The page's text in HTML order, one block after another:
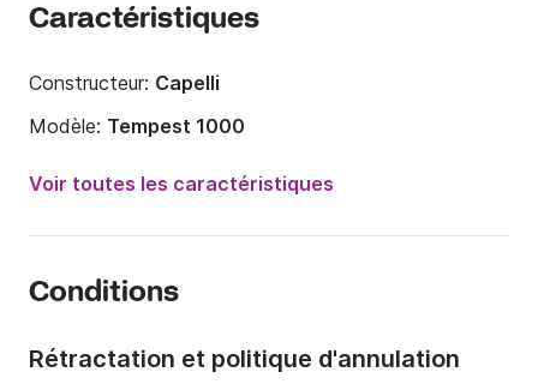
Caractéristiques
Constructeur: Capelli
Modèle: Tempest 1000
Puissance moteur:
500cv
Capacité à bord:
Voir toutes les caractéristiques
Conditions
Rétractation et politique d'annulation